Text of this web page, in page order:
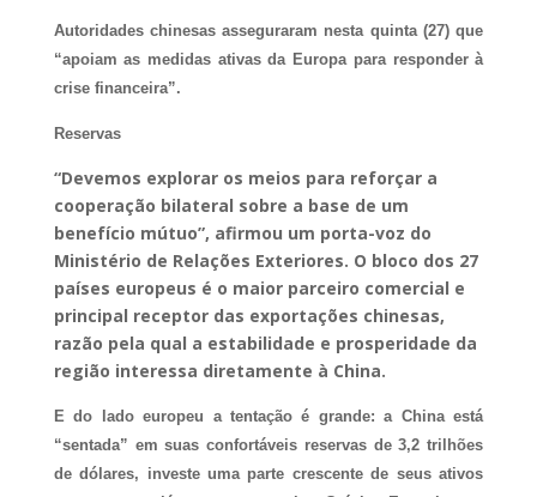
Autoridades chinesas asseguraram nesta quinta (27) que
“apoiam as medidas ativas da Europa para responder à
crise financeira”.
Reservas
“Devemos explorar os meios para reforçar a
cooperação bilateral sobre a base de um
benefício mútuo”, afirmou um porta-voz do
Ministério de Relações Exteriores. O bloco dos 27
países europeus é o maior parceiro comercial e
principal receptor das exportações chinesas,
razão pela qual a estabilidade e prosperidade da
região interessa diretamente à China.
E do lado europeu a tentação é grande: a China está
“sentada” em suas confortáveis reservas de 3,2 trilhões
de dólares, investe uma parte crescente de seus ativos